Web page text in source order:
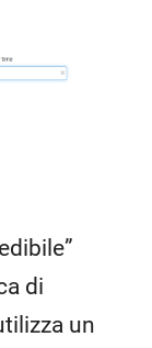
di
un